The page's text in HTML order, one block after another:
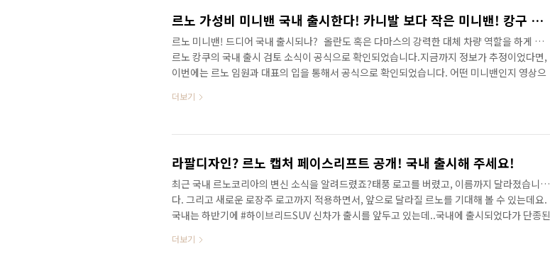
르노 가성비 미니밴 국내 출시한다! 카니발 보다 작은 미니밴! 캉구 5인승과 7인승 매력은?
르노 미니밴! 드디어 국내 출시되나? 올란도 혹은 다마스의 강력한 대체 차량 역할을 하게 될
르노 캉쿠의 국내 출시 검토 소식이 공식으로 확인되었습니다.지금까지 정보가 추정이었다면,
이번에는 르노 임원과 대표의 입을 통해서 공식으로 확인되었습니다. 어떤 미니밴인지 영상으
type="html">HTML 삽입미리보기할 수 없는 소스
더보기
라팔디자인? 르노 캡처 페이스리프트 공개! 국내 출시해 주세요!
최근 국내 르노코리아의 변신 소식을 알려드렸죠?태풍 로고를 버렸고, 이름까지 달라졌습니
다. 그리고 새로운 로장주 로고까지 적용하면서, 앞으로 달라질 르노를 기대해 볼 수 있는데요.
국내는 하반기에 #하이브리드SUV 신차가 출시를 앞두고 있는데..국내에 출시되었다가 단종된
보세요!&nbsp;&nbsp;" data-ke-type="html">HTML 삽입미리보기할 수 없는 소
더보기